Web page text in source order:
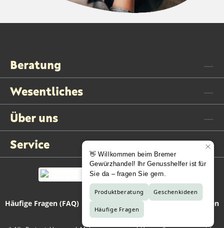
Beratung
Wesentliches
Über uns
Service
Häufige Fragen (FAQ) Kontaktformular Vertrag widerrufen